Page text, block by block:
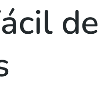
de